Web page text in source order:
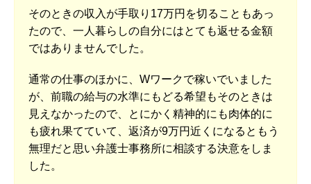
そのときの収入が手取り17万円を切ることもあっ
たので、一人暮らしの自分にはとても返せる金額
ではありませんでした。
通常の仕事のほかに、Wワークで稼いでいました
が、前職の給与の水準にもどる希望もそのときは
見えなかったので、とにかく精神的にも肉体的に
も疲れ果てていて、返済が9万円近くになるともう
無理だと思い弁護士事務所に相談する決意をしま
した。